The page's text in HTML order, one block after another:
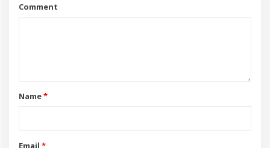
Comment
Name*
Email *